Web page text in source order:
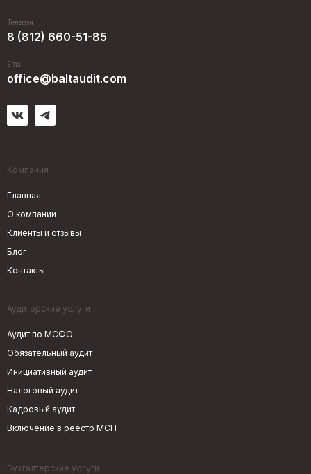
Компания
Аудиторские услуги
Бухгалтерские услуги
Главная
О компании
Клиенты и отзывы
Блог
Контакты
Аудит по МСФО
Обязательный аудит
Инициативный аудит
Налоговый аудит
Кадровый аудит
Включение в реестр МСП
8 (812) 660-51-85
Телефон
office@baltaudit.com
Email